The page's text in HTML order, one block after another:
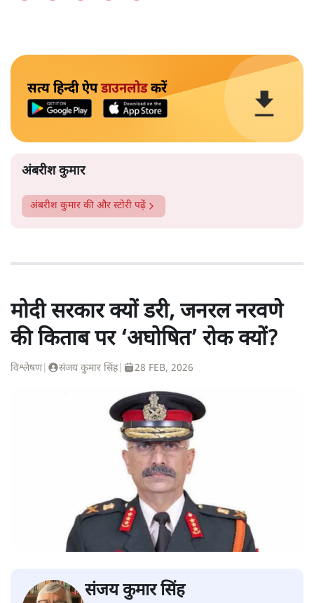
सत्य हिन्दी ऐपडाउनलोडकरें
अंबरीश कुमार
अंबरीश कुमार की और स्टोरी पढ़ें
मोदी सरकार क्यों डरी, जनरल नरवणे
की किताब पर ‘अघोषित’ रोक क्यों?
विश्लेषण| संजय कुमार सिंह| 28 FEB, 2026
संजय कुमार सिंह